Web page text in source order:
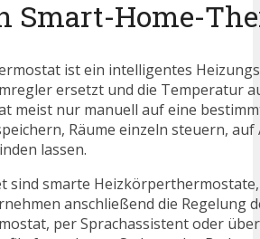
Smart-Home-
ist ein intelligentes
ersetzt und die Temperatur
meist nur manuell auf eine
Räume einzeln steuern,
lassen.
sind smarte
anschließend die Regelung
per Sprachassistent oder